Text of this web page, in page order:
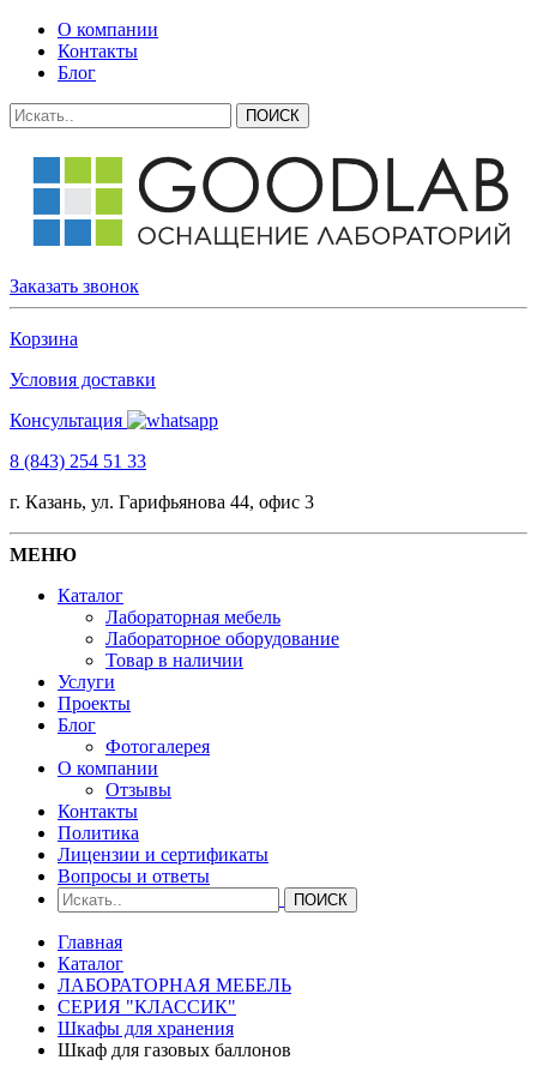
О компании
Контакты
Блог
Заказать звонок
Корзина
Условия доставки
Консультация
8 (843) 254 51 33
г. Казань, ул. Гарифьянова 44, офис 3
МЕНЮ
Каталог
Лабораторная мебель
Лабораторное оборудование
Товар в наличии
Услуги
Проекты
Блог
Фотогалерея
О компании
Отзывы
Контакты
Политика
Лицензии и сертификаты
Вопросы и ответы
Главная
Каталог
ЛАБОРАТОРНАЯ МЕБЕЛЬ
СЕРИЯ "КЛАССИК"
Шкафы для хранения
Шкаф для газовых баллонов